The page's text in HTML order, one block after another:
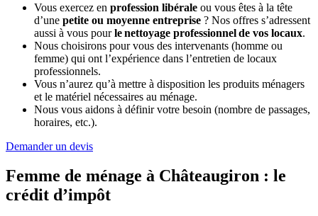
Vous exercez en profession libérale ou vous êtes à la tête
d’une petite ou moyenne entreprise ? Nos offres s’adressent
aussi à vous pourle nettoyage professionnel de vos locaux.
Nous choisirons pour vous des intervenants (homme ou
femme) qui ont l’expérience dans l’entretien de locaux
professionnels.
Vous n’aurez qu’à mettre à disposition les produits ménagers
et le matériel nécessaires au ménage.
Nous vous aidons à définir votre besoin (nombre de passages,
horaires, etc.).
Demander un devis
Femme de ménage à Châteaugiron : le
crédit d’impôt